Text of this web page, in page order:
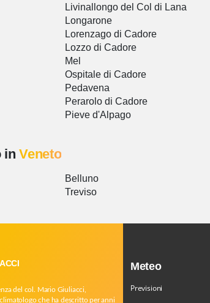
Livinallongo del Col di Lana
Longarone
Lorenzago di Cadore
Lozzo di Cadore
Mel
Ospitale di Cadore
Pedavena
Perarolo di Cadore
Pieve d'Alpago
inVeneto
Belluno
Treviso
del col. Mario Giuliacci,
che ha descritto per anni
Meteo
Previsioni